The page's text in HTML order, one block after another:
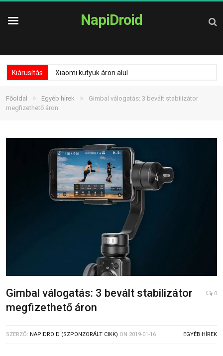
NapiDroid
Kiárusítás Xiaomi kütyük áron alul
Főoldal » Egyéb hírek »
Gimbal válogatás: 3 bevált stabilizátor
megfizethető áron
Gimbal válogatás: 3 bevált stabilizátor
megfizethető áron
0
SZERZŐ: NAPIDROID (SZPONZORÁLT CIKK) ON 2019-01-16 EGYÉB HÍREK